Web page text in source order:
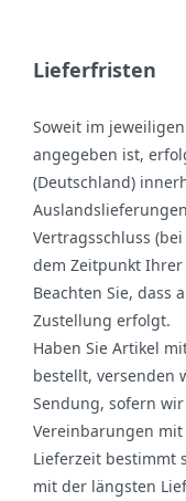
Lieferfristen
Soweit im
angegeben ist,
(Deutschland)
Vertragsschluss
dem Zeitpunkt
Beachten Sie, dass
Zustellung erfolgt.
Haben Sie Artikel
bestellt, versenden
Sendung, sofern
Vereinbarungen
Lieferzeit bestimmt
mit der längsten